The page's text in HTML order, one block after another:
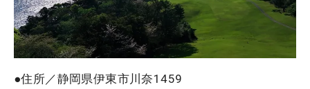
●住所／静岡県伊東市川奈1459